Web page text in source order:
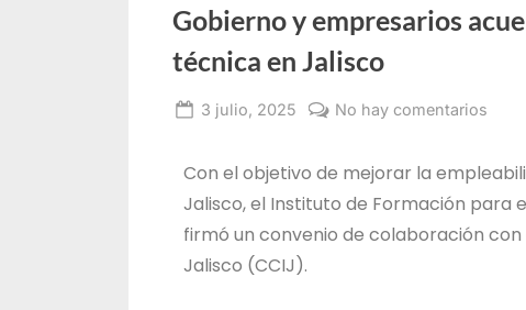
Gobierno y empresarios
técnica en Jalisco
3 julio, 2025
No hay comentarios
Con el objetivo de mejorar la
Jalisco, el Instituto de Formación para
firmó un convenio de colaboración
Jalisco (CCIJ).